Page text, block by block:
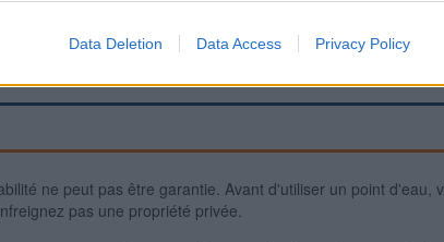
Data Deletion Data Access Privacy Policy
ne peut pas être garantie. Avant d'utiliser un point d'eau,
pas une propriété privée.